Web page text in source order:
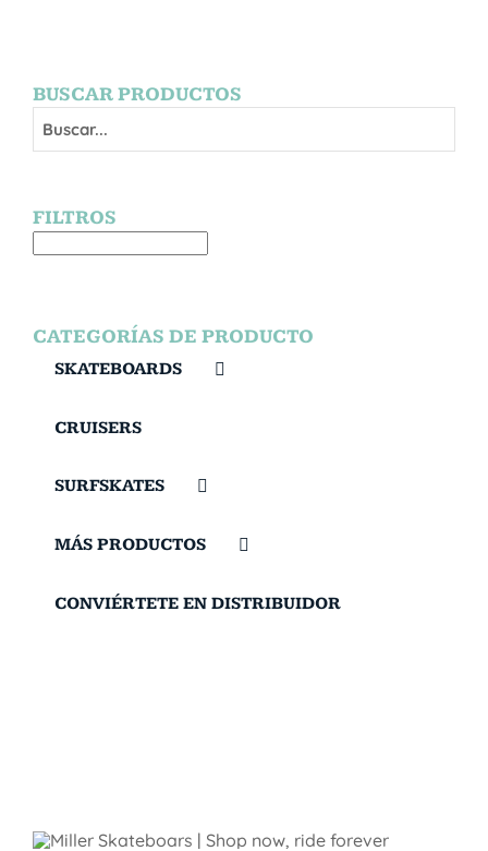
BUSCAR PRODUCTOS
FILTROS
CATEGORÍAS DE PRODUCTO
SKATEBOARDS
CRUISERS
SURFSKATES
MÁS PRODUCTOS
CONVIÉRTETE EN DISTRIBUIDOR